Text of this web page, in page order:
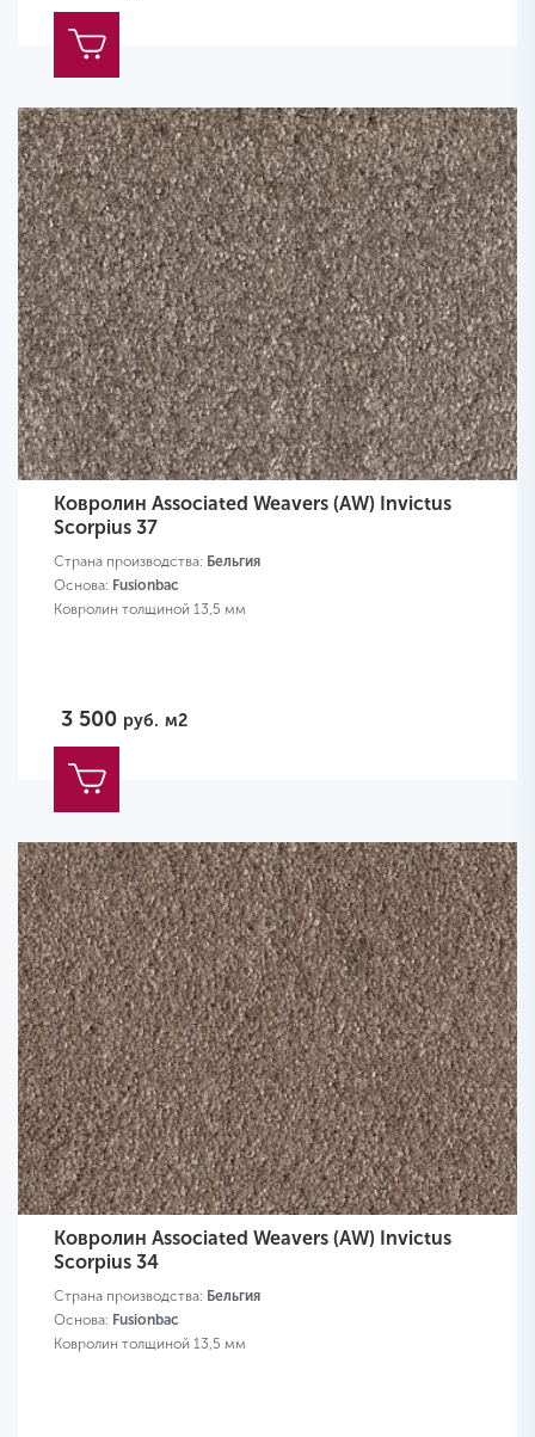
Ковролин Associated Weavers (AW) Invictus
Scorpius 37
Страна производства: Бельгия
Основа: Fusionbac
Ковролин толщиной 13,5 мм
3 500 руб. м2
Ковролин Associated Weavers (AW) Invictus
Scorpius 34
Страна производства: Бельгия
Основа: Fusionbac
Ковролин толщиной 13,5 мм